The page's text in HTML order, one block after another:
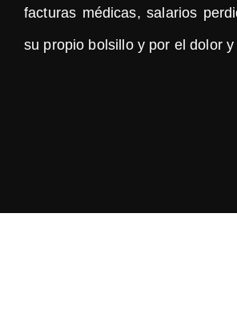
facturas médicas, salarios
su propio bolsillo y por el dolor